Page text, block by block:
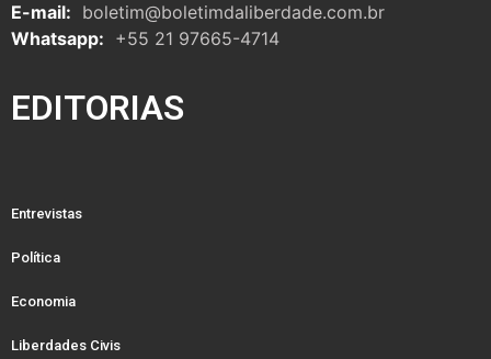
E-mail: boletim@boletimdaliberdade.com.br
Whatsapp: +55 21 97665-4714
EDITORIAS
Entrevistas
Política
Economia
Liberdades Civis